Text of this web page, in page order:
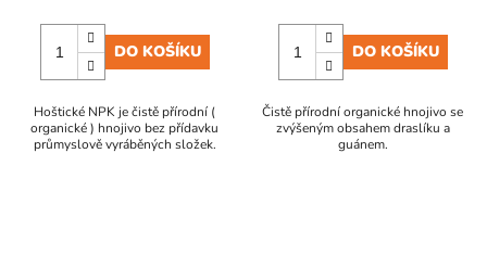
DO KOŠÍKU
Hoštické NPK je čistě přírodní (
organické ) hnojivo bez přídavku
průmyslově vyráběných složek.
DO KOŠÍKU
Čistě přírodní organické hnojivo se
zvýšeným obsahem draslíku a
guánem.